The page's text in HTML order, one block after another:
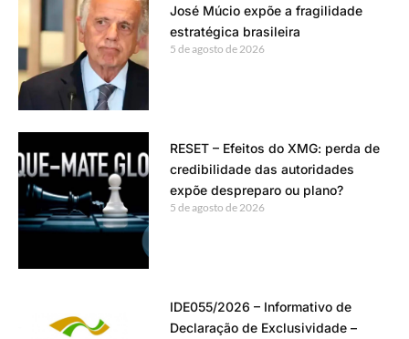
José Múcio expõe a fragilidade
estratégica brasileira
5 de agosto de 2026
RESET – Efeitos do XMG: perda de
credibilidade das autoridades
expõe despreparo ou plano?
5 de agosto de 2026
IDE055/2026 – Informativo de
Declaração de Exclusividade –